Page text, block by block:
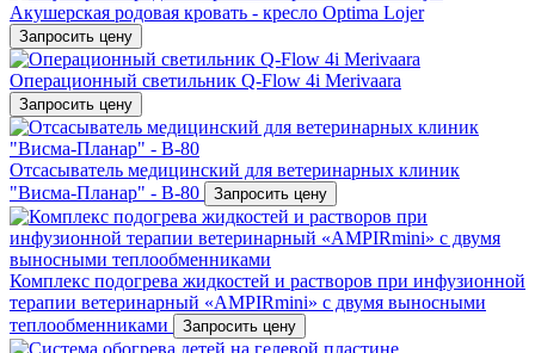
Акушерская родовая кровать - кресло Optima Lojer
Запросить цену
Операционный светильник Q-Flow 4i Merivaara
Запросить цену
Отсасыватель медицинский для ветеринарных клиник
"Висма-Планар" - В-80
Запросить цену
Комплекс подогрева жидкостей и растворов при инфузионной
терапии ветеринарный «AMPIRmini» c двумя выносными
теплообменниками
Запросить цену